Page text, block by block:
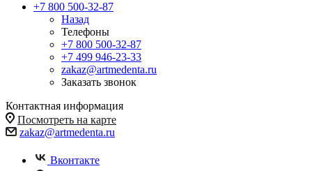
+7 800 500-32-87
Назад
Телефоны
+7 800 500-32-87
+7 499 946-23-33
zakaz@artmedenta.ru
Заказать звонок
Контактная информация
Посмотреть на карте
zakaz@artmedenta.ru
Вконтакте